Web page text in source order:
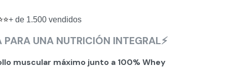
+ de 1.500 vendidos
PARA UNA NUTRICIÓN INTEGRAL⚡
muscular máximo junto a 100% Whey